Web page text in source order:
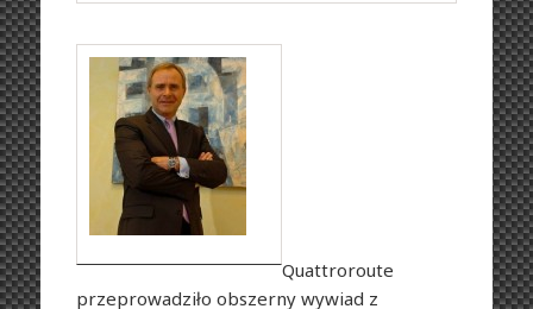
Quattroroute
przeprowadziło obszerny wywiad z